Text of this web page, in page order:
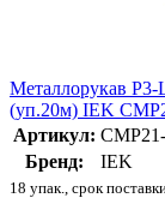
Металлорукав
(уп.20м) IEK
Артикул:
Бренд:
IEK
18 упак., срок